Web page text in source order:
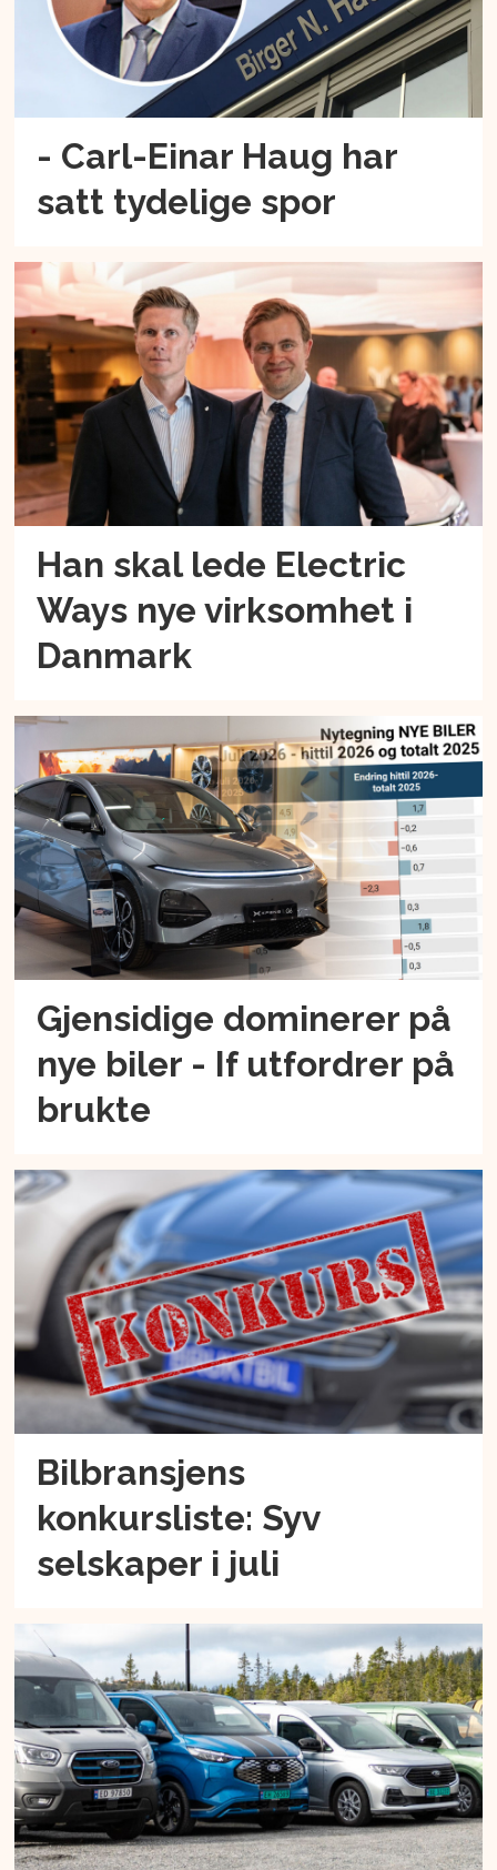
- Carl-Einar Haug har
satt tydelige spor
Han skal lede Electric
Ways nye virksomhet i
Danmark
Gjensidige dominerer på
nye biler - If utfordrer på
brukte
Bilbransjens
konkursliste: Syv
selskaper i juli